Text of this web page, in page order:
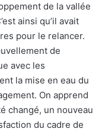
de la vallée
ainsi qu’il avait
pour le relancer.
de
avec les
la mise en eau du
On apprend
changé, un nouveau
du cadre de